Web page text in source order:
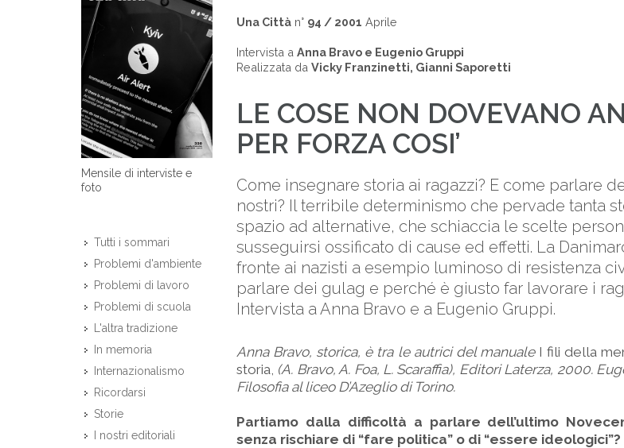
Mensile di interviste e
foto
Tutti i sommari
Problemi d'ambiente
Problemi di lavoro
Problemi di scuola
L'altra tradizione
In memoria
Internazionalismo
Ricordarsi
Storie
I nostri editoriali
Una Città n° 94 / 2001 Aprile
Intervista a Anna Bravo e Eugenio Gruppi
Realizzata da Vicky Franzinetti, Gianni Saporetti
LE COSE NON DOVEVANO
PER FORZA COSI’
Come insegnare storia ai ragazzi? E come parlare
nostri? Il terribile determinismo che pervade tanta
spazio ad alternative, che schiaccia le scelte
susseguirsi ossificato di cause ed effetti. La
fronte ai nazisti a esempio luminoso di resistenza
parlare dei gulag e perché è giusto far lavorare i
Intervista a Anna Bravo e a Eugenio Gruppi.
Anna Bravo, storica, è tra le autrici del manuale I fili della
storia, (A. Bravo, A. Foa, L. Scaraffia), Editori Laterza, 2000.
Filosofia al liceo D’Azeglio di Torino.
Partiamo dalla difficoltà a parlare dell’ultimo
senza rischiare di “fare politica” o di “essere ideologici”?